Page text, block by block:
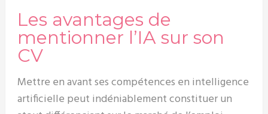
Les avantages de
mentionner l’IA sur son
CV
Mettre en avant ses compétences en intelligence
artificielle peut indéniablement constituer un